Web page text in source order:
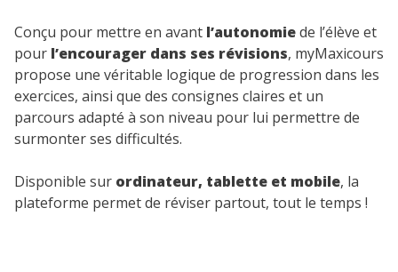
Conçu pour mettre en avant l’autonomiede l’élève et
pour l’encourager dans ses révisions, myMaxicours
propose une véritable logique de progression dans les
exercices, ainsi que des consignes claires et un
parcours adapté à son niveau pour lui permettre de
surmonter ses difficultés.
Disponible sur ordinateur, tablette et mobile, la
plateforme permet de réviser partout, tout le temps !